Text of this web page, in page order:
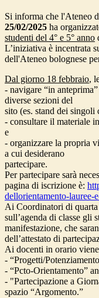
Si informa che l'Ateneo
25/02/2025 ha
studenti del 4° e 5° anno
L’iniziativa è incentrata
dell'Ateneo bolognese
Dal giorno 18 febbraio,
- navigare “in
diverse sezioni del
sito (es. stand dei
- consultare il materiale
e
- organizzare la propria
a cui desiderano
partecipare.
Per partecipare sarà
pagina di iscrizione è:
dellorientamento-lauree-
Ai Coordinatori di
sull’agenda di classe gli
manifestazione, che
dell’attestato di
Ai docenti in orario
- “Progetti/
- “Pcto-Orientamento”
- "Partecipazione a
spazio “Argomento.”